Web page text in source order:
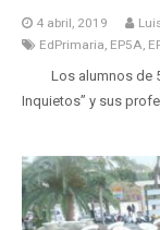
4 abril, 2019
EdPrimaria, EP5A,
Los alumnos de 5º
Inquietos” y sus